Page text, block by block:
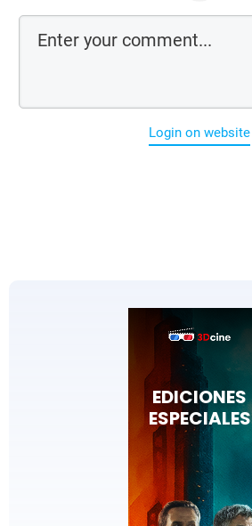
Login on website
EDICIONES
ESPECIALES